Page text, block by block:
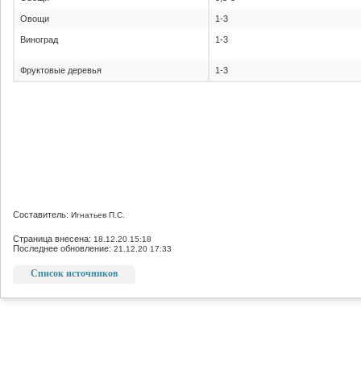
Овощи 1-3
Виноград 1-3
Фруктовые деревья 1-3
Составитель: Игнатьев П.С.
Страница внесена: 18.12.20 15:18
Последнее обновление: 21.12.20 17:33
Список источников